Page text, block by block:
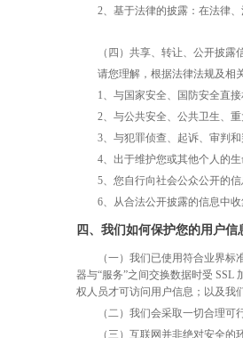
2、基于法律的披露：在法律
（四）共享、转让、公开披
请您理解，根据法律法规及相
1、与国家安全、国防安全直接
2、与公共安全、公共卫生、
3、与犯罪侦查、起诉、审判
4、出于维护您或其他个人的
5、您自行向社会公众公开的信
6、从合法公开披露的信息中
四、我们如何保护您的用户信
（一）我们已使用符合业界
器与“服务”之间交换数据时受 SSL
权人员才可访问用户信息；以及我
（二）我们会采取一切合理
（三）互联网并非绝对安全